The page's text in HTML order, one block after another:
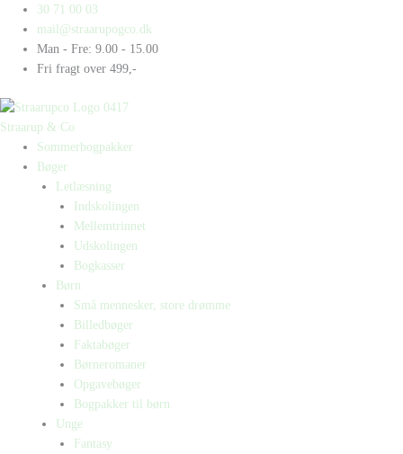
indholdet
30 71 00 03
mail@straarupogco.dk
Man - Fre: 9.00 - 15.00
Fri fragt over 499,-
Straarup & Co
Sommerbogpakker
Bøger
Letlæsning
Indskolingen
Mellemtrinnet
Udskolingen
Bogkasser
Børn
Små mennesker, store drømme
Billedbøger
Faktabøger
Børneromaner
Opgavebøger
Bogpakker til børn
Unge
Fantasy
Products
search
Products
search